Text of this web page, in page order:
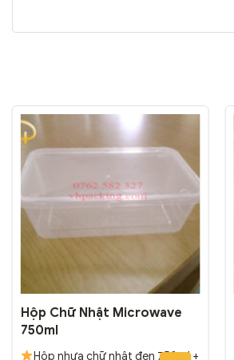
Hộp Chữ Nhật Microwave
750ml
Hộp nhựa chữ nhật đen 750ml +